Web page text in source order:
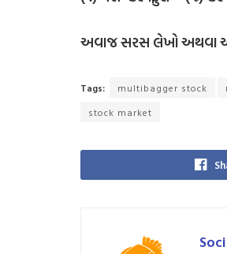
અવાજ સરસ લેખો અથવા
Tags: multibagger stock
stock market